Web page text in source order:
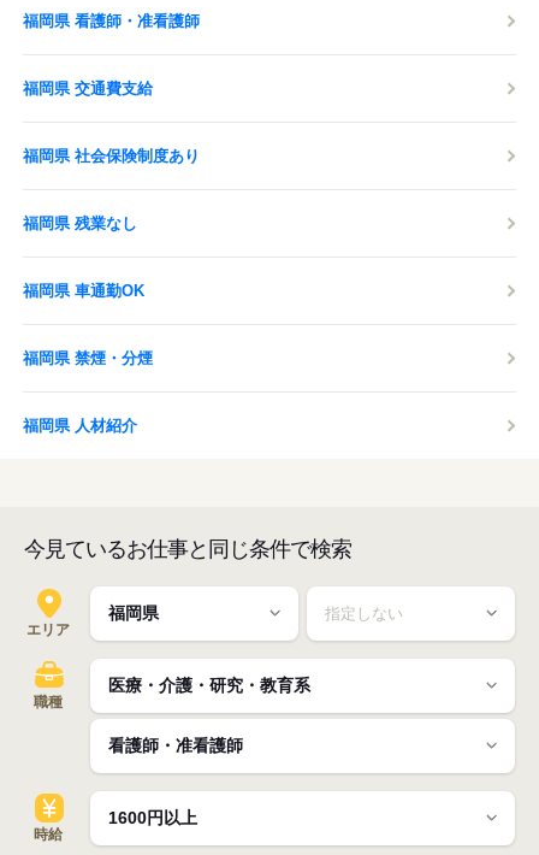
福岡県 看護師・准看護師
福岡県 交通費支給
福岡県 社会保険制度あり
福岡県 残業なし
福岡県 車通勤OK
福岡県 禁煙・分煙
福岡県 人材紹介
今見ているお仕事と同じ条件で検索
エリア
職種
時給